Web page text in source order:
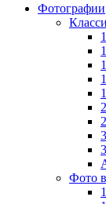
Фотографии
Фото